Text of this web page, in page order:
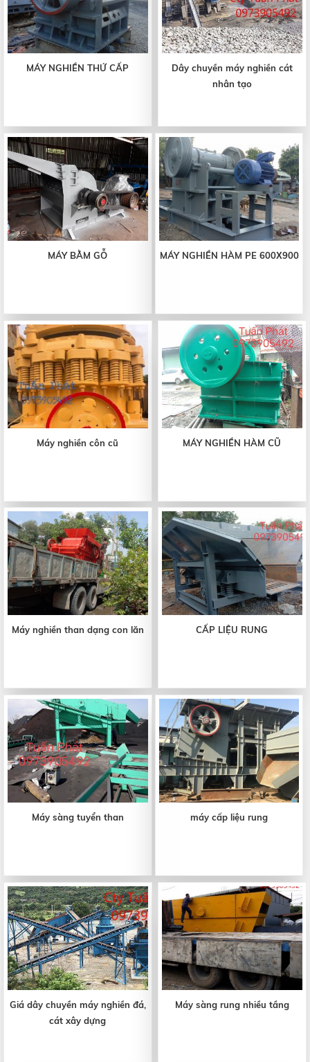
MÁY NGHIỀN THỨ CẤP
Dây chuyền máy nghiền cát
nhân tạo
MÁY BẰM GỖ MÁY NGHIỀN HÀM PE 600Χ900
Máy nghiền côn cũ MÁY NGHIỀN HÀM CŨ
Máy nghiền than dạng con lăn CẤP LIỆU RUNG
Máy sàng tuyển than máy cấp liệu rung
Giá dây chuyền máy nghiền đá,
cát xây dựng
Máy sàng rung nhiều tầng